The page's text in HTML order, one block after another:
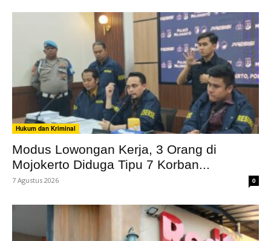
Hukum dan Kriminal
Modus Lowongan Kerja, 3 Orang di
Mojokerto Diduga Tipu 7 Korban...
7 Agustus 2026 0